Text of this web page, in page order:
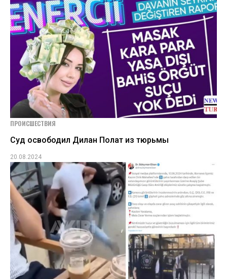
ПРОИСШЕСТВИЯ
Суд освободил Дилан Полат из тюрьмы
20.08.2024